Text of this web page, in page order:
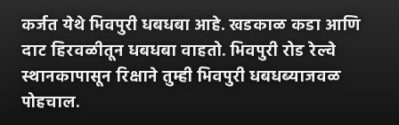
कर्जत येथे भिवपुरी धबधबा आहे. खडकाळ कडा आणि
दाट हिरवळीतून धबधबा वाहतो. भिवपुरी रोड रेल्वे
स्थानकापासून रिक्षाने तुम्ही भिवपुरी धबधब्याजवळ
पोहचाल.